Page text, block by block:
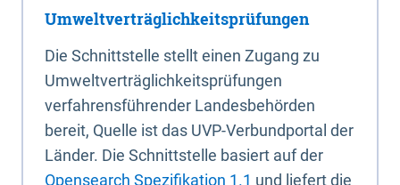
Umweltverträglichkeitsprüfungen
Die Schnittstelle stellt einen Zugang zu
Umweltverträglichkeitsprüfungen
verfahrensführender Landesbehörden
bereit, Quelle ist das UVP-Verbundportal der
Länder. Die Schnittstelle basiert auf der
Opensearch Spezifikation 1.1 und liefert die